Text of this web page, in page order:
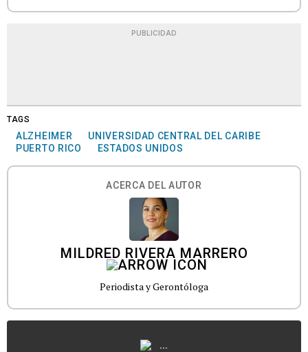
PUBLICIDAD
TAGS
ALZHEIMER
UNIVERSIDAD CENTRAL DEL CARIBE
PUERTO RICO
ESTADOS UNIDOS
ACERCA DEL AUTOR
MILDRED RIVERA MARRERO
Periodista y Gerontóloga
...